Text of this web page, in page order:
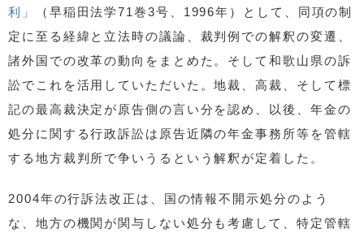
利」
（早稲田法学71巻3号、1996年）として、同項の制
定に至る経緯と立法時の議論、裁判例での解釈の変遷、
諸外国での改革の動向をまとめた。そして和歌山県の訴
訟でこれを活用していただいた。地裁、高裁、そして標
記の最高裁決定が原告側の言い分を認め、以後、年金の
処分に関する行政訴訟は原告近隣の年金事務所等を管轄
する地方裁判所で争いうるという解釈が定着した。
2004年の行訴法改正は、国の情報不開示処分のよう
な、地方の機関が関与しない処分も考慮して、特定管轄